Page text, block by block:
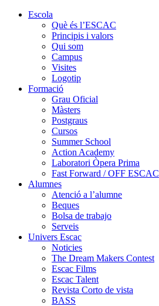
Escola
Què és l’ESCAC
Principis i valors
Qui som
Campus
Visites
Logotip
Formació
Grau Oficial
Màsters
Postgraus
Cursos
Summer School
Action Academy
Laboratori Òpera Prima
Fast Forward / OFF ESCAC
Alumnes
Atenció a l’alumne
Beques
Bolsa de trabajo
Serveis
Univers Escac
Noticies
The Dream Makers Contest
Escac Films
Escac Talent
Revista Corto de vista
BASS